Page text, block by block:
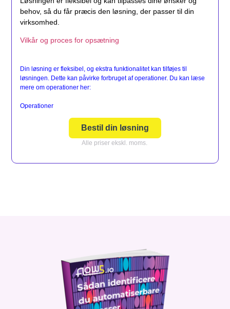
behov, så du får præcis den løsning, der passer til din
virksomhed.
Vilkår og proces for opsætning
Din løsning er fleksibel, og ekstra funktionalitet kan tilføjes til
løsningen. Dette kan påvirke forbruget af operationer. Du kan læse
mere om operationer her:
Operationer
Bestil din løsning
Alle priser ekskl. moms.